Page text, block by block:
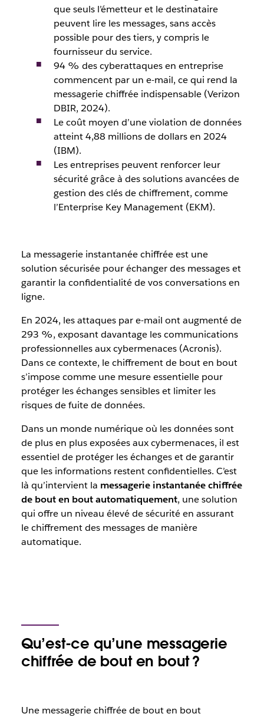
sécurisée pour échanger des messages et garantir la
confidentialité de vos conversations en ligne.
Par l’équipe Slack
23 janvier 2026
que seuls l’émetteur et le destinataire
peuvent lire les messages, sans accès
possible pour des tiers, y compris le
fournisseur du service.
94 % des cyberattaques en entreprise
commencent par un e-mail, ce qui rend la
messagerie chiffrée indispensable (Verizon
DBIR, 2024).
Le coût moyen d’une violation de données
atteint 4,88 millions de dollars en 2024
(IBM).
Les entreprises peuvent renforcer leur
sécurité grâce à des solutions avancées de
gestion des clés de chiffrement, comme
l’Enterprise Key Management (EKM).
La messagerie instantanée chiffrée est une
solution sécurisée pour échanger des messages et
garantir la confidentialité de vos conversations en
ligne.
En 2024, les attaques par e-mail ont augmenté de
293 %, exposant davantage les communications
professionnelles aux cybermenaces (Acronis).
Dans ce contexte, le chiffrement de bout en bout
s’impose comme une mesure essentielle pour
protéger les échanges sensibles et limiter les
risques de fuite de données.
Dans un monde numérique où les données sont
de plus en plus exposées aux cybermenaces, il est
essentiel de protéger les échanges et de garantir
que les informations restent confidentielles. C’est
là qu’intervient la messagerie instantanée chiffrée
de bout en bout automatiquement, une solution
qui offre un niveau élevé de sécurité en assurant
le chiffrement des messages de manière
automatique.
Qu’est-ce qu’une messagerie
chiffrée de bout en bout ?
Une messagerie chiffrée de bout en bout